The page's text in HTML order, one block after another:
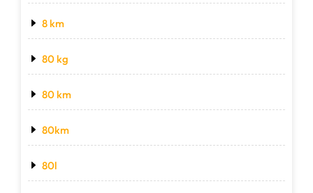
8 km
80 kg
80 km
80km
80l